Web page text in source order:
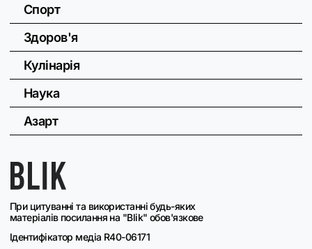
При цитуванні та використанні будь-яких
матеріалів посилання на "Blik" обов'язкове
Ідентифікатор медіа R40-06171
Спорт
Здоров'я
Кулінарія
Наука
Азарт